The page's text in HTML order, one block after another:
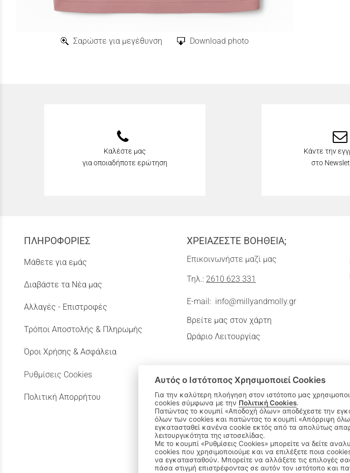
Σαρώστε για μεγέθυνση Download photo
Καλέστε μας
για οποιαδήποτε ερώτηση
Κάντε την
στο
ΠΛΗΡΟΦΟΡΙΕΣ
Μάθετε για εμάς
Διαβάστε τα Νέα μας
Αλλαγές - Επιστροφές
Τρόποι Αποστολής & Πληρωμής
Όροι Χρήσης & Ασφάλεια
Ρυθμίσεις Cookies
Πολιτική Απορρήτου
ΧΡΕΙΑΖΕΣΤΕ ΒΟΗΘΕΙΑ;
Επικοινωνήστε μαζί μας
Τηλ.: 2610 623 331
E-mail: info@millyandmolly.gr
Βρείτε μας στον χάρτη
Ωράριο Λειτουργίας
ΑΚΟΛΟΥΘΗΣΤΕ
Sitemap/
Αυτός ο Ιστότοπος Χρησιμοποιεί Cookies
Για την καλύτερη πλοήγηση στον ιστότοπο μας
cookies σύμφωνα με την Πολιτική Cookies.
Πατώντας το κουμπί «Αποδοχή όλων» αποδέχεστε την εγκατάσταση
όλων των cookies και πατώντας το κουμπί «Απόρριψη
εγκατασταθεί κανένα cookie εκτός από τα απολύτως
λειτουργικότητα της ιστοσελίδας.
Με το κουμπί «Ρυθμίσεις Cookies» μπορείτε να δείτε
cookies που χρησιμοποιούμε και να επιλέξετε ποια
να εγκατασταθούν. Μπορείτε να αλλάξετε τις επιλογές
πάσα στιγμή επιστρέφοντας σε αυτόν τον ιστότοπο και